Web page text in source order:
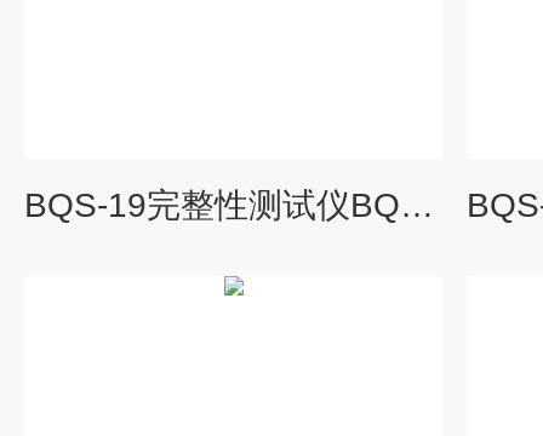
BQS-19完整性测试仪BQS-19